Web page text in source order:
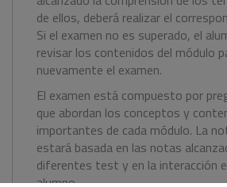
de ellos, deberá realizar el
Si el examen no es superado, el
revisar los contenidos del módulo
nuevamente el examen.
El examen está compuesto por
que abordan los conceptos y
importantes de cada módulo. La
estará basada en las notas
diferentes test y en la interacción
alumno.